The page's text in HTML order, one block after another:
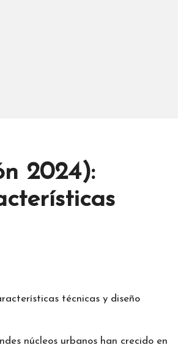
2024):
núcleos urbanos han crecido en